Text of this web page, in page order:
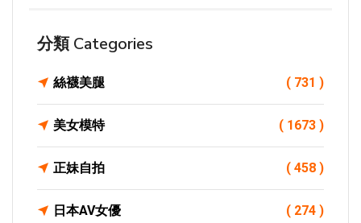
分類 Categories
絲襪美腿 ( 731 )
美女模特 ( 1673 )
正妹自拍 ( 458 )
日本AV女優 ( 274 )